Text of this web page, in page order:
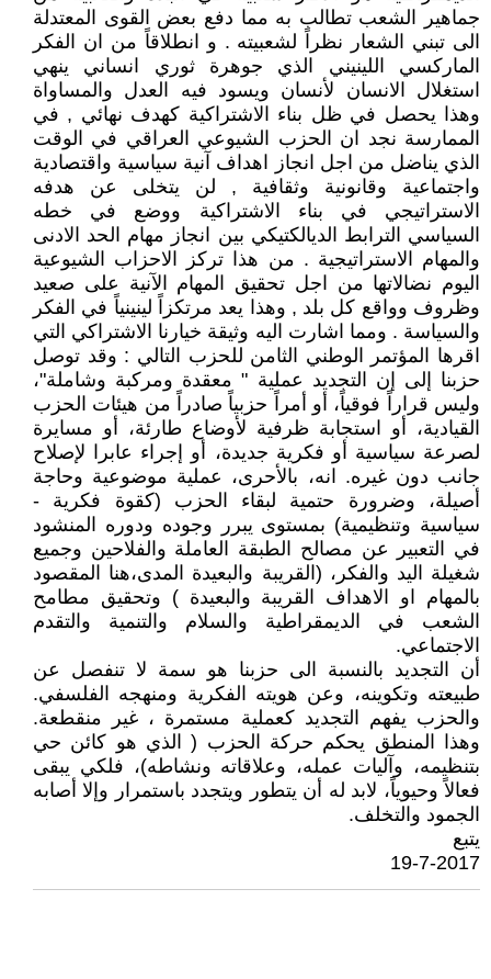
جماهير الشعب تطالب به مما دفع بعض القوى المعتدلة
الى تبني الشعار نظراً لشعبيته . و انطلاقاً من ان الفكر
الماركسي اللينيني الذي جوهرة ثوري انساني ينهي
استغلال الانسان لأنسان ويسود فيه العدل والمساواة
وهذا يحصل في ظل بناء الاشتراكية كهدف نهائي , في
الممارسة نجد ان الحزب الشيوعي العراقي في الوقت
الذي يناضل من اجل انجاز اهداف آنية سياسية واقتصادية
واجتماعية وقانونية وثقافية , لن يتخلى عن هدفه
الاستراتيجي في بناء الاشتراكية ووضع في خطه
السياسي الترابط الديالكتيكي بين انجاز مهام الحد الادنى
والمهام الاستراتيجية . من هذا تركز الاحزاب الشيوعية
اليوم نضالاتها من اجل تحقيق المهام الآنية على صعيد
وظروف وواقع كل بلد , وهذا يعد مرتكزاً لينينياً في الفكر
والسياسة . ومما اشارت اليه وثيقة خيارنا الاشتراكي التي
اقرها المؤتمر الوطني الثامن للحزب التالي : وقد توصل
حزبنا إلى إن التجديد عملية " معقدة ومركبة وشاملة"،
وليس قراراً فوقياً، أو أمراً حزبياً صادراً من هيئات الحزب
القيادية، أو استجابة ظرفية لأوضاع طارئة، أو مسايرة
لصرعة سياسية أو فكرية جديدة، أو إجراء عابرا لإصلاح
جانب دون غيره. انه، بالأحرى، عملية موضوعية وحاجة
أصيلة، وضرورة حتمية لبقاء الحزب (كقوة فكرية -
سياسية وتنظيمية) بمستوى يبرر وجوده ودوره المنشود
في التعبير عن مصالح الطبقة العاملة والفلاحين وجميع
شغيلة اليد والفكر، (القريبة والبعيدة المدى،هنا المقصود
بالمهام او الاهداف القريبة والبعيدة ) وتحقيق مطامح
الشعب في الديمقراطية والسلام والتنمية والتقدم
الاجتماعي.
أن التجديد بالنسبة الى حزبنا هو سمة لا تنفصل عن
طبيعته وتكوينه، وعن هويته الفكرية ومنهجه الفلسفي.
والحزب يفهم التجديد كعملية مستمرة ، غير منقطعة.
وهذا المنطق يحكم حركة الحزب ( الذي هو كائن حي
بتنظيمه، وآليات عمله، وعلاقاته ونشاطه)، فلكي يبقى
فعالاً وحيوياً، لابد له أن يتطور ويتجدد باستمرار وإلا أصابه
الجمود والتخلف.
يتبع
19-7-2017